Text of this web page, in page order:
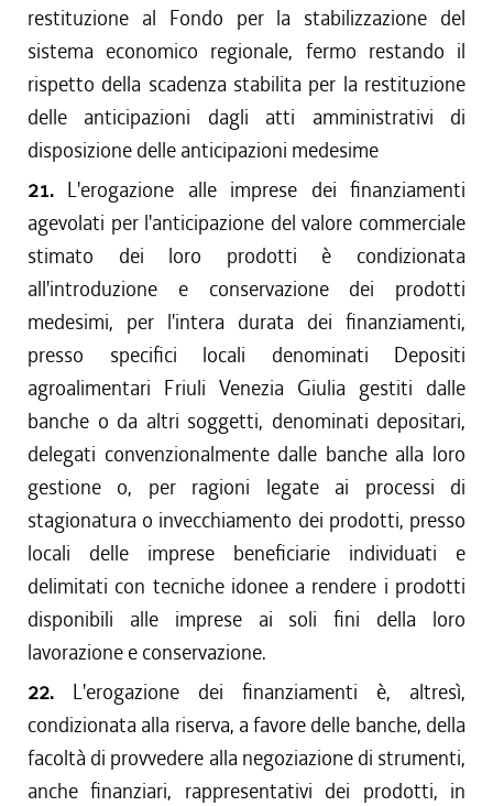
restituzione al Fondo per la stabilizzazione del
sistema economico regionale, fermo restando il
rispetto della scadenza stabilita per la restituzione
delle anticipazioni dagli atti amministrativi di
disposizione delle anticipazioni medesime
21. L'erogazione alle imprese dei finanziamenti
agevolati per l'anticipazione del valore commerciale
stimato dei loro prodotti è condizionata
all'introduzione e conservazione dei prodotti
medesimi, per l'intera durata dei finanziamenti,
presso specifici locali denominati Depositi
agroalimentari Friuli Venezia Giulia gestiti dalle
banche o da altri soggetti, denominati depositari,
delegati convenzionalmente dalle banche alla loro
gestione o, per ragioni legate ai processi di
stagionatura o invecchiamento dei prodotti, presso
locali delle imprese beneficiarie individuati e
delimitati con tecniche idonee a rendere i prodotti
disponibili alle imprese ai soli fini della loro
lavorazione e conservazione.
22. L'erogazione dei finanziamenti è, altresì,
condizionata alla riserva, a favore delle banche, della
facoltà di provvedere alla negoziazione di strumenti,
anche finanziari, rappresentativi dei prodotti, in